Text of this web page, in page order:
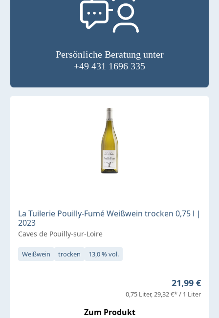
Persönliche Beratung unter
+49 431 1696 335
La Tuilerie Pouilly-Fumé Weißwein trocken 0,75 l |
2023
Caves de Pouilly-sur-Loire
Weißwein trocken 13,0 % vol.
Regulärer
21,99 €
0,75 Liter 29,32 €* / 1 Liter
Zum Produkt